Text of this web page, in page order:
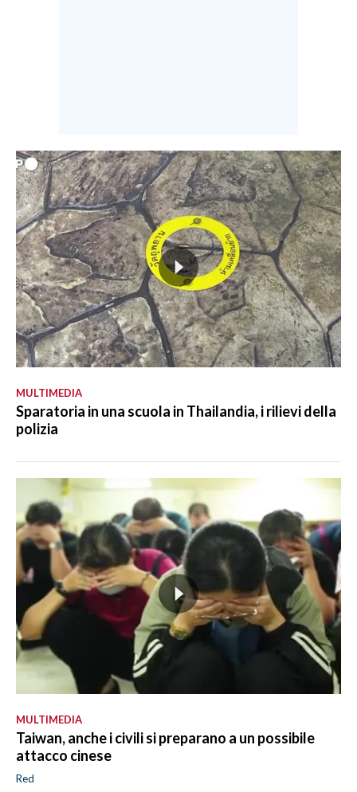
MULTIMEDIA
Sparatoria in una scuola in Thailandia, i rilievi della
polizia
MULTIMEDIA
Taiwan, anche i civili si preparano a un possibile
attacco cinese
Red